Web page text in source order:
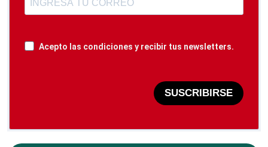
Acepto las condiciones y recibir tus newsletters.
SUSCRIBIRSE